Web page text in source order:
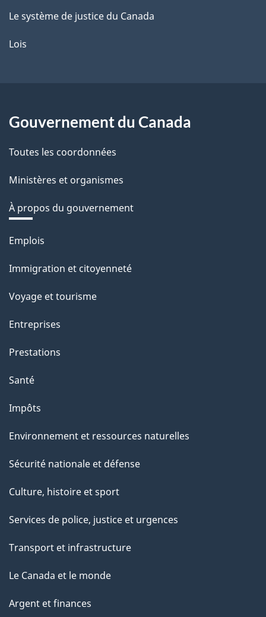
Le système de justice du Canada
Lois
Gouvernement du Canada
Toutes les coordonnées
Ministères et organismes
À propos du gouvernement
Thèmes
sujets
Emplois
Immigration et citoyenneté
Voyage et tourisme
Entreprises
Prestations
Santé
Impôts
Environnement et ressources naturelles
Sécurité nationale et défense
Culture, histoire et sport
Services de police, justice et urgences
Transport et infrastructure
Le Canada et le monde
Argent et finances